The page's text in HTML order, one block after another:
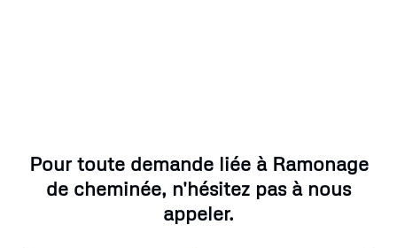
Pour toute demande liée à Ramonage
de cheminée, n'hésitez pas à nous
appeler.